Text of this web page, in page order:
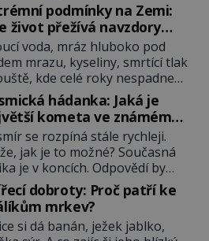
právě rákos pomáhal stavět
vyrábět lodě, zapisovat první
a inspiroval řadu pověstí.
skromná, ale užitečná
provází člověka už tisíce
lidí vnímá rákos jen jako
kulisu letního koupání.
se však podívat […]
podmínky na Zemi:
život přežívá navzdory
voda, mráz hluboko pod
mrazu, kyseliny, smrtící tlak
kde celé roky nespadne
kapka deště. Na první
místa, kde nemůže
vůbec nic. Přesto právě
vědci objevují organismy,
posouvají hranice života.
nový nález mění naše
o tom, co všechno
příroda a napovídá, kde
jednou […]
hádanka: Jaká je
kometa ve známém
se rozpíná stále rychleji.
jak je to možné? Současná
je v koncích. Odpovědí by
být hypotetická temná
Právě na tu se zaměří
dvojice zkušených
Namísto ní ale objeví
dobroty: Proč patří ke
mrkev?
si dá banán, ježek jablko,